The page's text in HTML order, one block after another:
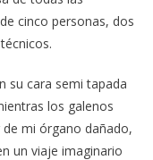
cinco personas, dos
su cara semi tapada
los galenos
mi órgano dañado,
un viaje imaginario